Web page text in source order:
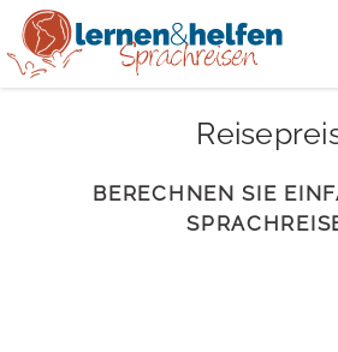
BERECHNEN SIE